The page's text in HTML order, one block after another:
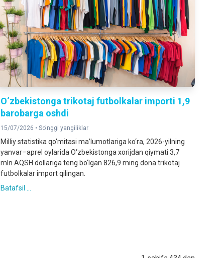
O‘zbekistonga trikotaj futbolkalar importi 1,9
barobarga oshdi
15/07/2026 •So'nggi yangiliklar
Milliy statistika qo‘mitasi ma’lumotlariga ko‘ra, 2026-yilning
yanvar–aprel oylarida O‘zbekistonga xorijdan qiymati 3,7
mln AQSH dollariga teng bo‘lgan 826,9 ming dona trikotaj
futbolkalar import qilingan.
Batafsil ...